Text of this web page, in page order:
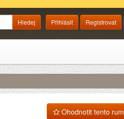
Přihlásit Registrovat
Ohodnotit tento rum